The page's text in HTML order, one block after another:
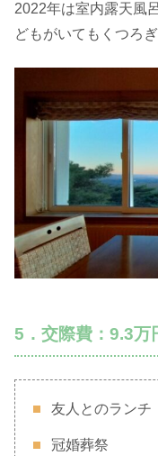
2022年は室内露天風
どもがいてもくつろ
5．交際費：9.3万
友人とのランチ
冠婚葬祭